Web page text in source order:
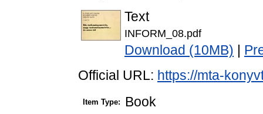
Text
INFORM_08.pdf
Download (10MB)
Official URL: https://mta-
Item Type: Book